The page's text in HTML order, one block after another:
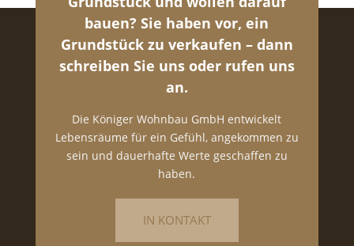
bauen? Sie haben vor, ein
Grundstück zu verkaufen – dann
schreiben Sie uns oder rufen uns
an.
Die Königer Wohnbau GmbH entwickelt
Lebensräume für ein Gefühl, angekommen zu
sein und dauerhafte Werte geschaffen zu
haben.
IN KONTAKT